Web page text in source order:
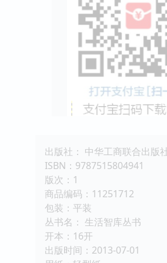
出版社： 中华工商联合出版
ISBN：9787515804941
版次：1
商品编码：11251712
包装：平装
丛书名： 生活智库丛书
开本：16开
出版时间：2013-07-01